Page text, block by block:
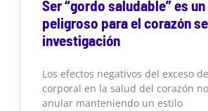
Ser “gordo saludable” es
peligroso para el corazón
investigación
Los efectos negativos del exceso
corporal en la salud del corazón
anular manteniendo un estilo